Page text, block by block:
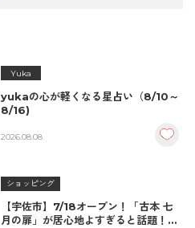
Yuka
yukaの心が軽くなる星占い（8/10～
8/16)
2026.08.08
ショッピング
【宇佐市】7/18オープン！「古本 七
月の扉」が居心地よすぎると話題！絶